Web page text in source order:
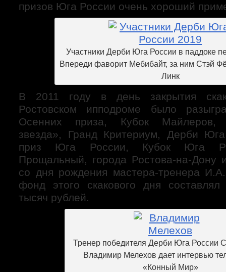
призов Юга России очень хороший
Участники Дерби Юга России в паддоке
Впереди фаворит Мебибайт, за ним Стэй
Линк
В 2011 году в день закрытия
Ростовском ипподроме было
Осенних приза, Кубок Майлеров,
звезда», Гранд Критериум, Дерби
приз Юга России, Кубок Юга
Прощальный, города Ростова-на-Дону
со дня рождения мастера-тренера
фонд этого скакового дня
тысяч рублей.
Тренер победителя Дерби Юга России
Владимир Мелехов дает интервью
«Конный Мир»